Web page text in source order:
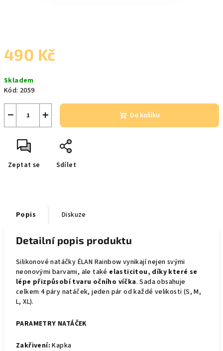
490 Kč
cena:
Skladem
Kód: 2059
+
− Do košíku
Zeptat se Sdílet
Popis Diskuze
Detailní popis produktu
Silikonové natáčky ÉLAN Rainbow vynikají nejen svými
neonovými barvami, ale také elasticitou, díky které se
lépe přizpůsobí tvaru očního víčka. Sada obsahuje
celkem 4 páry natáček, jeden pár od každé velikosti (S, M,
L, XL).
PARAMETRY NATÁČEK
Zakřivení: Kapka